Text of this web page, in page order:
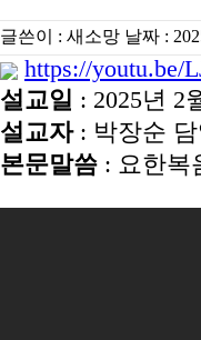
글쓴이 : 새소망 날짜 :
https://youtu.be/
설교일 : 2025년 2
설교자: 박장순
본문말씀 : 요한복